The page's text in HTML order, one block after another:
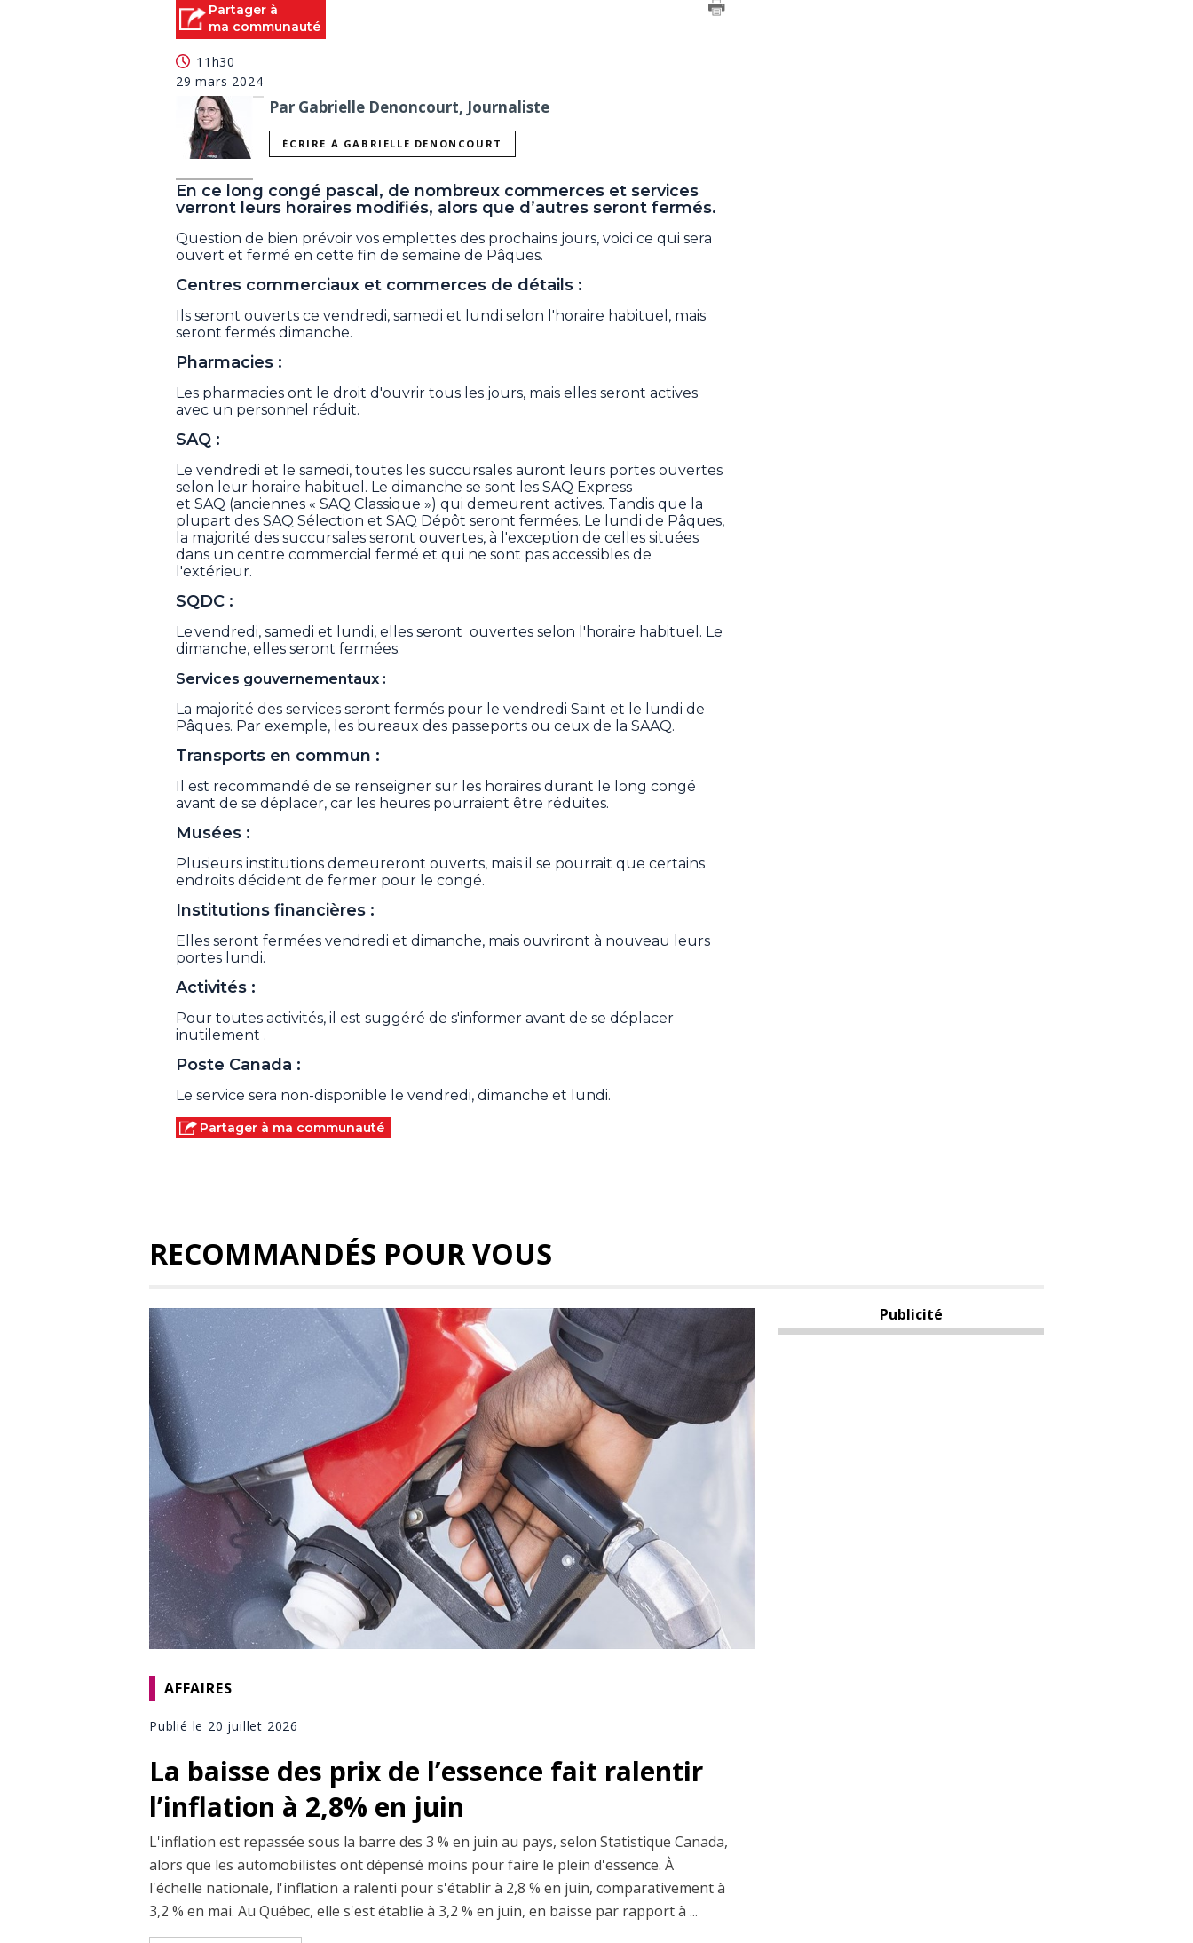
Partager à
ma communauté
11h30
29 mars 2024
Par Gabrielle Denoncourt, Journaliste
ÉCRIRE À GABRIELLE DENONCOURT
En ce long congé pascal, de nombreux commerces et services
verront leurs horaires modifiés, alors que d’autres seront fermés.
Question de bien prévoir vos emplettes des prochains jours, voici ce qui sera
ouvert et fermé en cette fin de semaine de Pâques.
Centres commerciaux et commerces de détails :
Ils seront ouverts ce vendredi, samedi et lundi selon l'horaire habituel, mais
seront fermés dimanche.
Pharmacies :
Les pharmacies ont le droit d'ouvrir tous les jours, mais elles seront actives
avec un personnel réduit.
SAQ :
Le vendredi et le samedi, toutes les succursales auront leurs portes ouvertes
selon leur horaire habituel. Le dimanche se sont les SAQ Express
et SAQ (anciennes « SAQ Classique ») qui demeurent actives. Tandis que la
plupart des SAQ Sélection et SAQ Dépôt seront fermées. Le lundi de Pâques,
la majorité des succursales seront ouvertes, à l'exception de celles situées
dans un centre commercial fermé et qui ne sont pas accessibles de
l'extérieur.
SQDC :
Le vendredi, samedi et lundi, elles seront ouvertes selon l'horaire habituel. Le
dimanche, elles seront fermées.
Services gouvernementaux :
La majorité des services seront fermés pour le vendredi Saint et le lundi de
Pâques. Par exemple, les bureaux des passeports ou ceux de la SAAQ.
Transports en commun :
Il est recommandé de se renseigner sur les horaires durant le long congé
avant de se déplacer, car les heures pourraient être réduites.
Musées :
Plusieurs institutions demeureront ouverts, mais il se pourrait que certains
endroits décident de fermer pour le congé.
Institutions financières :
Elles seront fermées vendredi et dimanche, mais ouvriront à nouveau leurs
portes lundi.
Activités :
Pour toutes activités, il est suggéré de s'informer avant de se déplacer
inutilement .
Poste Canada :
Le service sera non-disponible le vendredi, dimanche et lundi.
Partager à ma communauté
RECOMMANDÉS POUR VOUS
AFFAIRES
Publié le 20 juillet 2026
La baisse des prix de l’essence fait ralentir
l’inflation à 2,8% en juin
L'inflation est repassée sous la barre des 3 % en juin au pays, selon Statistique Canada,
alors que les automobilistes ont dépensé moins pour faire le plein d'essence. À
l'échelle nationale, l'inflation a ralenti pour s'établir à 2,8 % en juin, comparativement à
3,2 % en mai. Au Québec, elle s'est établie à 3,2 % en juin, en baisse par rapport à ...
Publicité